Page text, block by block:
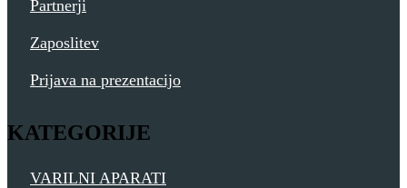
Partnerji
Zaposlitev
Prijava na prezentacijo
KATEGORIJE
VARILNI APARATI